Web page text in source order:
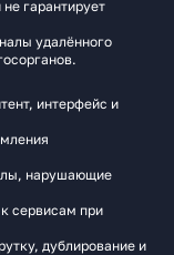
гарантирует
удалённого
интерфейс и
нарушающие
сервисам при
дублирование и